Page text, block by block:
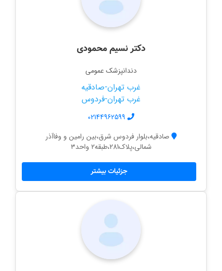
دکتر نسیم محمودی
دندانپزشک عمومی
غرب تهران-صادقیه
غرب تهران-فردوس
02144962599
صادقیه،بلوار فردوس شرق،بین رامین و وفاآذر
شمالی،پلاک281،طبقه۲ واحد۳
جزئیات بیشتر